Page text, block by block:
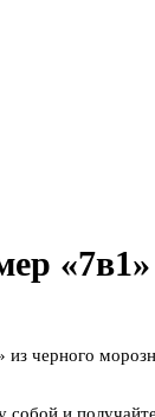
черного